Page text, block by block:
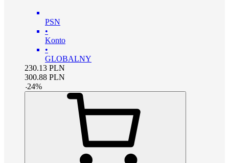
PSN
•
Konto
•
GLOBALNY
230.13 PLN
300.88 PLN
-24%